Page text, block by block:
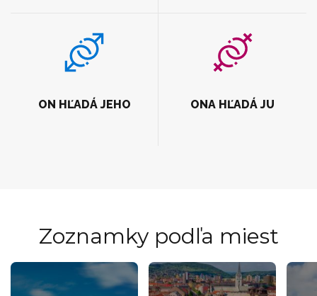
ON HĽADÁ JEHO ONA HĽADÁ JU
Zoznamky podľa miest